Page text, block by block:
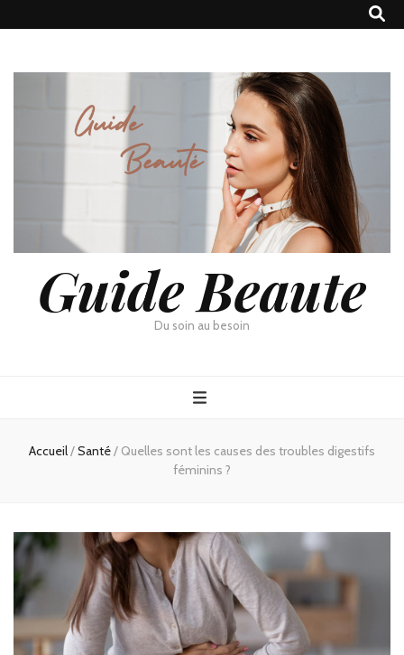
Guide Beaute
Du soin au besoin
Accueil/Santé/ Quelles sont les causes des troubles digestifs
féminins ?